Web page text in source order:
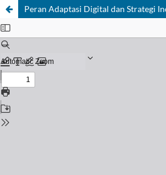
Peran Adaptasi Digital dan Strategi